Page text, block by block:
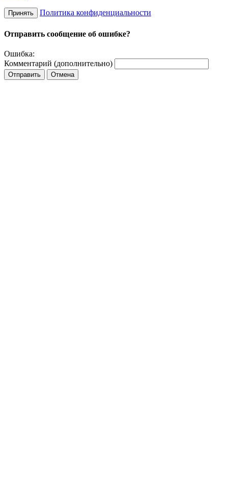
Принять Политика конфиденциальности
Отправить сообщение об ошибке?
Ошибка:
Комментарий (дополнительно)
Отправить Отмена